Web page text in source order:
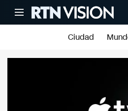
Ciudad